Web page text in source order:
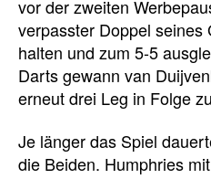
vor der zweiten
verpasster Doppel seines
halten und zum 5-5
Darts gewann van
erneut drei Leg in Folge
Je länger das Spiel
die Beiden. Humphries